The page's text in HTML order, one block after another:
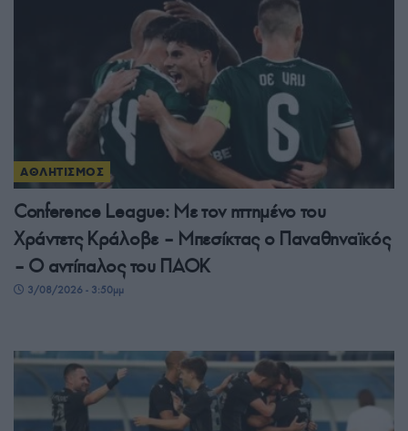
ΑΘΛΗΤΙΣΜΟΣ
Conference League: Με τον ηττημένο του
Χράντετς Κράλοβε – Μπεσίκτας ο Παναθηναϊκός
– Ο αντίπαλος του ΠΑΟΚ
3/08/2026 - 3:50μμ